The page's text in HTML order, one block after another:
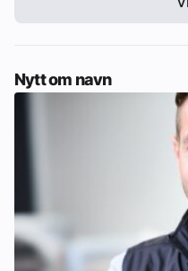
Nytt om navn